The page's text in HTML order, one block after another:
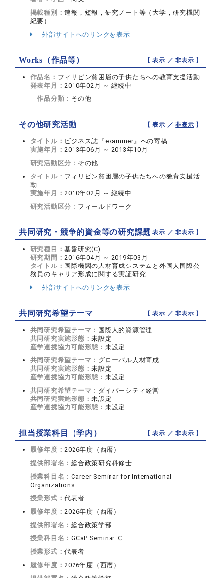
掲載種別：速報，短報，研究ノート等（大学，研究機関
紀要）
外部サイトへのリンクを表示
Works（作品等） 【 表示 ／非表示 】
作品名： フィリピン貧困層の子供たちへの教育支援活動
発表年月：2010年02月 ～ 継続中
作品分類： その他
その他研究活動 【 表示 ／非表示 】
タイトル： ビジネス誌『examiner』への寄稿
実施年月：2013年06月 ～ 2013年10月
研究活動区分： その他
タイトル： フィリピン貧困層の子供たちへの教育支援活
動
実施年月：2010年02月 ～ 継続中
研究活動区分： フィールドワーク
共同研究・競争的資金等の研究課題【 表示 ／非表示 】
研究種目：基盤研究(C)
研究期間：2016年04月 ～ 2019年03月
タイトル： 国際機関の人材育成システムと外国人国際公
務員のキャリア形成に関する実証研究
外部サイトへのリンクを表示
共同研究希望テーマ 【 表示 ／非表示 】
共同研究希望テーマ： 国際人的資源管理
共同研究実施形態：未設定
産学連携協力可能形態： 未設定
共同研究希望テーマ： グローバル人材育成
共同研究実施形態：未設定
産学連携協力可能形態： 未設定
共同研究希望テーマ： ダイバーシティ経営
共同研究実施形態：未設定
産学連携協力可能形態： 未設定
担当授業科目（学内） 【 表示 ／非表示 】
履修年度：2026年度（西暦）
提供部署名：総合政策研究科修士
授業科目名：Career Seminar for International
Organizations
授業形式：代表者
履修年度：2026年度（西暦）
提供部署名：総合政策学部
授業科目名：GCaP Seminar Ｃ
授業形式：代表者
履修年度：2026年度（西暦）